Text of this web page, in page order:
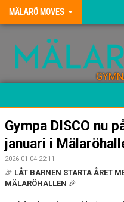
MÄLARÖ MOVES
HEM
NYHETER
KONTAKT
Gympa DISCO nu
januari i
2026-01-04 22:11
🎉 LÅT BARNEN STARTA ÅRET
MÄLARÖHALLEN 🎉